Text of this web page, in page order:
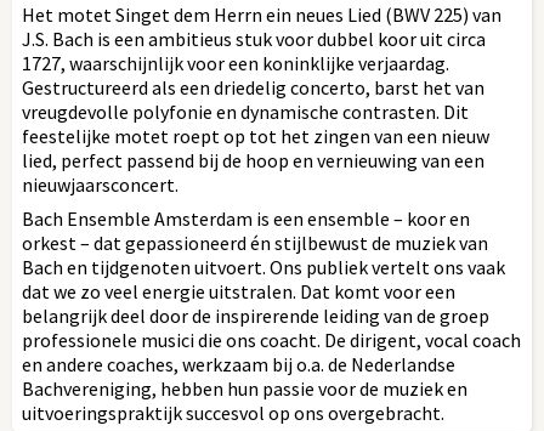
Het motet Singet dem Herrn ein neues Lied (BWV 225) van
J.S. Bach is een ambitieus stuk voor dubbel koor uit circa
1727, waarschijnlijk voor een koninklijke verjaardag.
Gestructureerd als een driedelig concerto, barst het van
vreugdevolle polyfonie en dynamische contrasten. Dit
feestelijke motet roept op tot het zingen van een nieuw
lied, perfect passend bij de hoop en vernieuwing van een
nieuwjaarsconcert.
Bach Ensemble Amsterdam is een ensemble – koor en
orkest – dat gepassioneerd én stijlbewust de muziek van
Bach en tijdgenoten uitvoert. Ons publiek vertelt ons vaak
dat we zo veel energie uitstralen. Dat komt voor een
belangrijk deel door de inspirerende leiding van de groep
professionele musici die ons coacht. De dirigent, vocal coach
en andere coaches, werkzaam bij o.a. de Nederlandse
Bachvereniging, hebben hun passie voor de muziek en
uitvoeringspraktijk succesvol op ons overgebracht.